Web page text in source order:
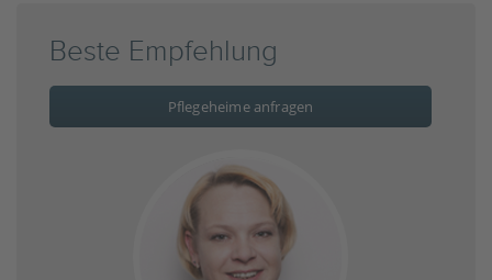
Beste Empfehlung
Pflegeheime anfragen